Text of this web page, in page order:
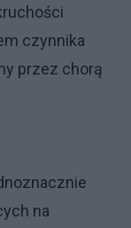
czynnika
przez chorą
na